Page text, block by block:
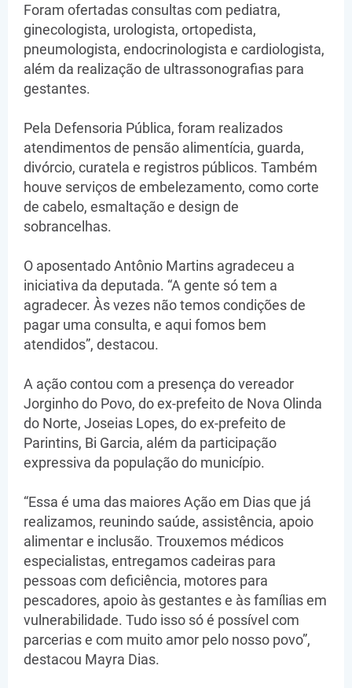
Foram ofertadas consultas com pediatra,
ginecologista, urologista, ortopedista,
pneumologista, endocrinologista e cardiologista,
além da realização de ultrassonografias para
gestantes.
Pela Defensoria Pública, foram realizados
atendimentos de pensão alimentícia, guarda,
divórcio, curatela e registros públicos. Também
houve serviços de embelezamento, como corte
de cabelo, esmaltação e design de
sobrancelhas.
O aposentado Antônio Martins agradeceu a
iniciativa da deputada. “A gente só tem a
agradecer. Às vezes não temos condições de
pagar uma consulta, e aqui fomos bem
atendidos”, destacou.
A ação contou com a presença do vereador
Jorginho do Povo, do ex-prefeito de Nova Olinda
do Norte, Joseias Lopes, do ex-prefeito de
Parintins, Bi Garcia, além da participação
expressiva da população do município.
“Essa é uma das maiores Ação em Dias que já
realizamos, reunindo saúde, assistência, apoio
alimentar e inclusão. Trouxemos médicos
especialistas, entregamos cadeiras para
pessoas com deficiência, motores para
pescadores, apoio às gestantes e às famílias em
vulnerabilidade. Tudo isso só é possível com
parcerias e com muito amor pelo nosso povo”,
destacou Mayra Dias.